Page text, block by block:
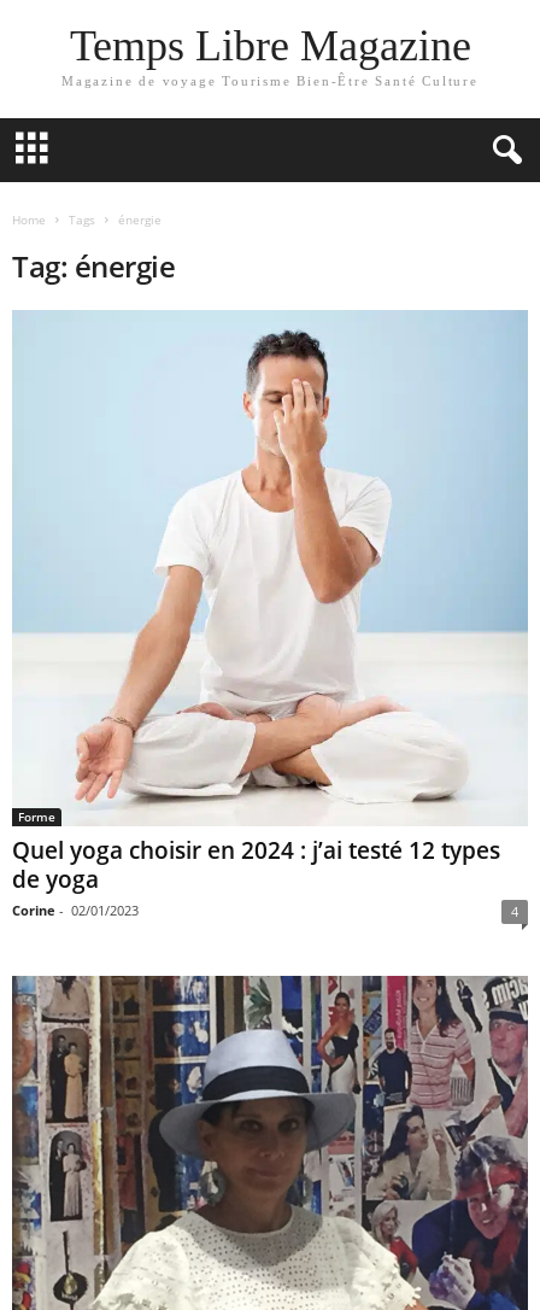
Temps Libre Magazine
Magazine de voyage Tourisme Bien-Être Santé Culture
Home Tags énergie
Tag: énergie
Forme
Quel yoga choisir en 2024 : j’ai testé 12 types
de yoga
Corine - 02/01/2023 4